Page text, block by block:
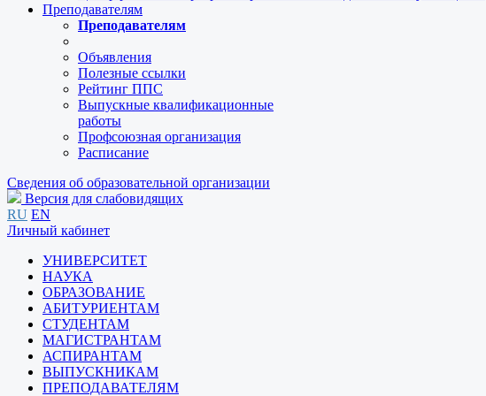
Преподавателям
Преподавателям
Объявления
Полезные ссылки
Рейтинг ППС
Выпускные квалификационные
работы
Профсоюзная организация
Расписание
Сведения об образовательной организации
Версия для слабовидящих
RU EN
Личный кабинет
УНИВЕРСИТЕТ
НАУКА
ОБРАЗОВАНИЕ
АБИТУРИЕНТАМ
СТУДЕНТАМ
МАГИСТРАНТАМ
АСПИРАНТАМ
ВЫПУСКНИКАМ
ПРЕПОДАВАТЕЛЯМ